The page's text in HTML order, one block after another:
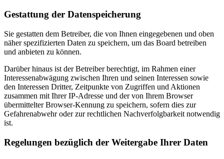
Gestattung der Datenspeicherung
Sie gestatten dem Betreiber, die von Ihnen eingegebenen und oben
näher spezifizierten Daten zu speichern, um das Board betreiben
und anbieten zu können.
Darüber hinaus ist der Betreiber berechtigt, im Rahmen einer
Interessenabwägung zwischen Ihren und seinen Interessen sowie
den Interessen Dritter, Zeitpunkte von Zugriffen und Aktionen
zusammen mit Ihrer IP-Adresse und der von Ihrem Browser
übermittelter Browser-Kennung zu speichern, sofern dies zur
Gefahrenabwehr oder zur rechtlichen Nachverfolgbarkeit notwendig
ist.
Regelungen bezüglich der Weitergabe Ihrer Daten